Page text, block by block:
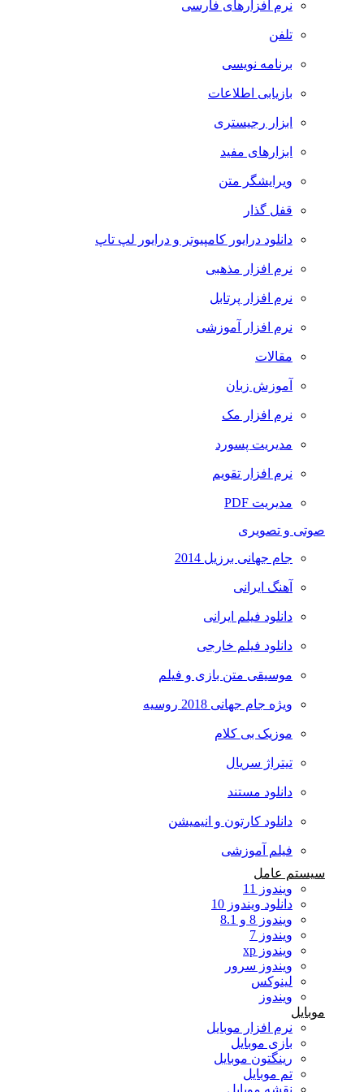
نرم افزارهای فارسی
تلفن
برنامه نویسی
بازیابی اطلاعات
ابزار رجیستری
ابزارهای مفید
ویرایشگر متن
قفل گذار
دانلود درایور کامپیوتر و درایور لپ تاپ
نرم افزار مذهبی
نرم افزار پرتابل
نرم افزار آموزشی
مقالات
آموزش زبان
نرم افزار مک
مدیریت پسورد
نرم افزار تقویم
مدیریت PDF
صوتی و تصویری
جام جهانی برزیل 2014
آهنگ ایرانی
دانلود فیلم ایرانی
دانلود فیلم خارجی
موسیقی متن بازی و فیلم
ویژه جام جهانی 2018 روسیه
موزیک بی کلام
تیتراژ سریال
دانلود مستند
دانلود کارتون و انیمیشن
فیلم آموزشی
سیستم عامل
ویندوز 11
دانلود ویندوز 10
ویندوز 8 و 8.1
ویندوز 7
ویندوز xp
ویندوز سرور
لینوکس
ویندوز
موبایل
نرم افزار موبایل
بازی موبایل
رینگتون موبایل
تم موبایل
نقشه موبایل